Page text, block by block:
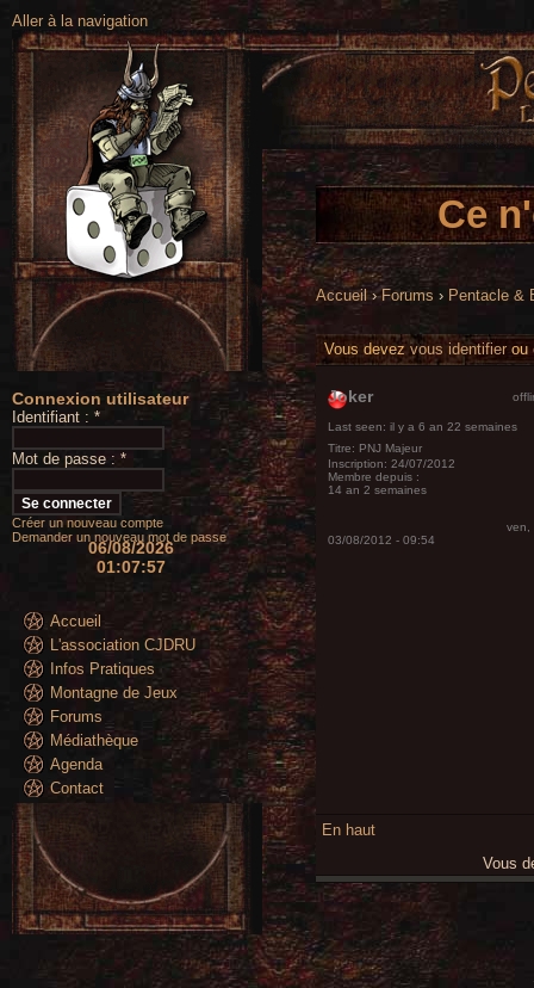
Aller à la navigation
Connexion utilisateur
Identifiant : *
Mot de passe : *
Créer un nouveau compte
Demander un nouveau mot de passe
06/08/2026
01:07:58
Accueil
L'association CJDRU
Infos Pratiques
Montagne de Jeux
Forums
Médiathèque
Agenda
Contact
Ce
Accueil›Forums › Pentacle &
Vous devez vous identifier ou
Joker
Last seen: il y a 6 an 22 semaines
Titre: PNJ Majeur
Inscription: 24/07/2012
Membre depuis :
14 an 2 semaines
ven,
03/08/2012 - 09:54
En haut
Vous